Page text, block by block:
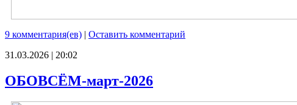
9 комментария(ев) | Оставить комментарий
31.03.2026 | 20:02
ОБОВСЁМ-март-2026